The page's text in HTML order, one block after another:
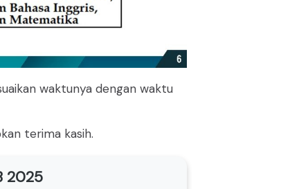
waktunya dengan waktu
terima kasih.
2025